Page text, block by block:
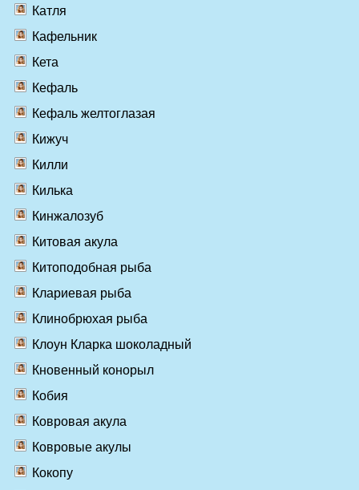
Катля
Кафельник
Кета
Кефаль
Кефаль желтоглазая
Кижуч
Килли
Килька
Кинжалозуб
Китовая акула
Китоподобная рыба
Клариевая рыба
Клинобрюхая рыба
Клоун Кларка шоколадный
Кновенный конорыл
Кобия
Ковровая акула
Ковровые акулы
Кокопу